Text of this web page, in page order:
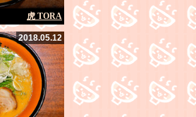
虎 TORA
2018.05.12